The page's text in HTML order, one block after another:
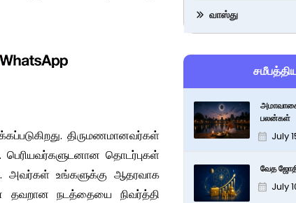
திருமணமானவர்கள்
தொடர்புகள்
அவர்கள் உங்களுக்கு ஆதரவாக
தவறான நடத்தையை நிவர்த்தி
வாஸ்து
பலன்கள்
July
வேத
July